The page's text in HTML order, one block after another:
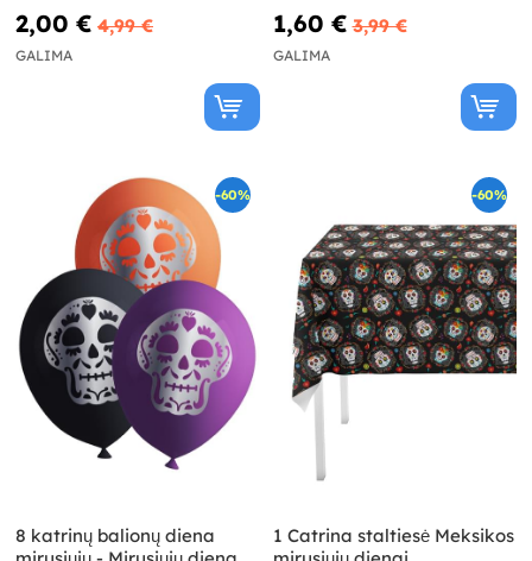
2,00 € 4,99 €
GALIMA
1,60 € 3,99 €
GALIMA
-60%
8 katrinų balionų diena
-60%
1 Catrina staltiesė Meksikos